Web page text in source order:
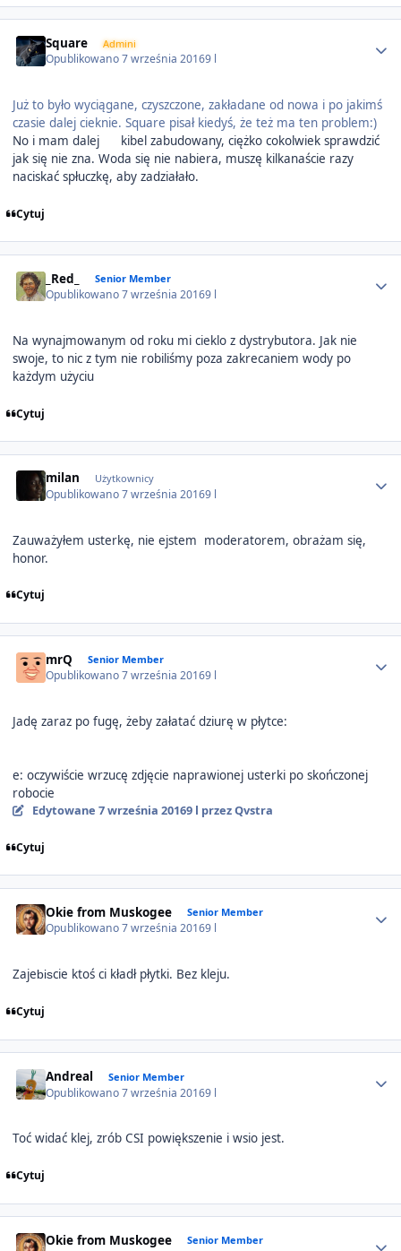
Square Admini
Opublikowano7 września 20169 l
Już to było wyciągane, czyszczone, zakładane od nowa i po jakimś
czasie dalej cieknie. Square pisał kiedyś, że też ma ten problem:)
No i mam dalej
kibel zabudowany, ciężko cokolwiek sprawdzić
jak się nie zna. Woda się nie nabiera, muszę kilkanaście razy
naciskać spłuczkę, aby zadziałało.
Cytuj
_Red_ Senior Member
Opublikowano7 września 20169 l
Na wynajmowanym od roku mi cieklo z dystrybutora. Jak nie
swoje, to nic z tym nie robiliśmy poza zakrecaniem wody po
każdym użyciu
Cytuj
milan Użytkownicy
Opublikowano7 września 20169 l
Zauważyłem usterkę, nie ejstem moderatorem, obrażam się,
honor.
Cytuj
mrQ Senior Member
Opublikowano7 września 20169 l
Jadę zaraz po fugę, żeby załatać dziurę w płytce:
e: oczywiście wrzucę zdjęcie naprawionej usterki po skończonej
robocie
Edytowane 7 września 20169 l przez Qvstra
Cytuj
Okie from Muskogee Senior Member
Opublikowano7 września 20169 l
Zaje biscie ktoś ci kładł płytki. Bez kleju.
Cytuj
Andreal Senior Member
Opublikowano7 września 20169 l
Toć widać klej, zrób CSI powiększenie i wsio jest.
Cytuj
Okie from Muskogee Senior Member